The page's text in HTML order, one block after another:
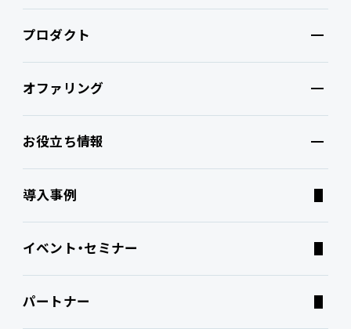
PROACTIVEとは
特長・選ばれる理由
ブランドコア
PROACTIVE AI
ATWILL Platform
プロダクト
プロダクト
機能
Fit to Standard
Best Practice
連携ソリューション
オファリング
オファリング
業務特化型オファリング
業界特化型オファリング
経営課題別オファリング
お役立ち情報
お役立ち情報
資料ダウンロード
よくあるご質問
導入事例
イベント・セミナー
パートナー